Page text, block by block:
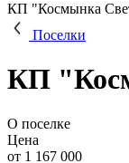
КП "Космынка
Поселки
КП
О поселке
Цена
от 1 167 000